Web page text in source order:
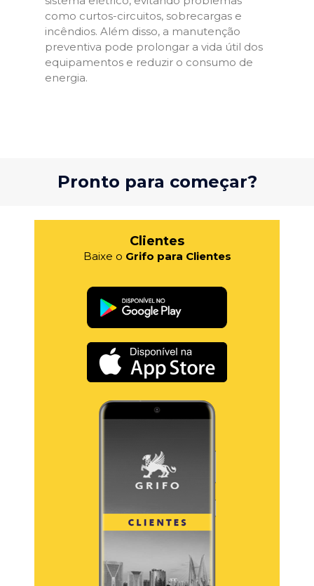
como curtos-circuitos, sobrecargas e
incêndios. Além disso, a manutenção
preventiva pode prolongar a vida útil dos
equipamentos e reduzir o consumo de
energia.
Pronto para começar?
Clientes
Baixe o Grifo para Clientes